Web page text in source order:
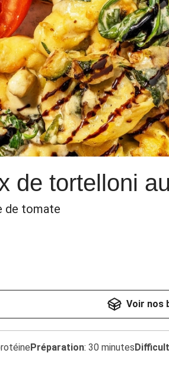
de tortelloni
de tomate
Voir nos
Préparation: 30 minutes